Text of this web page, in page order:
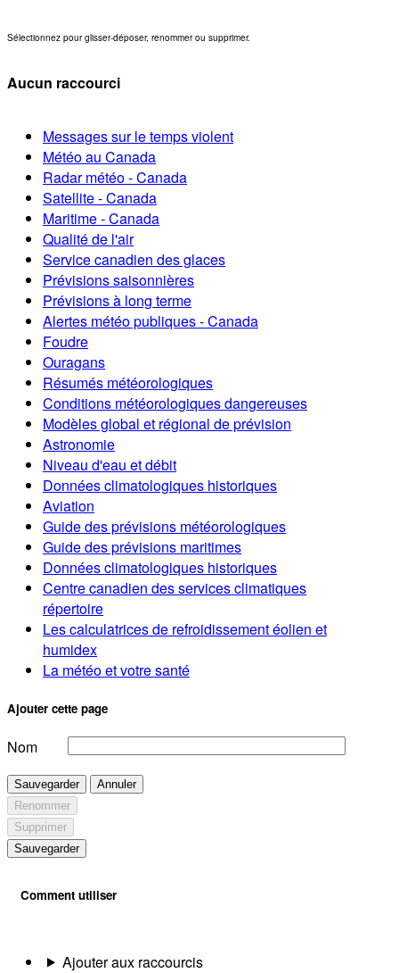
Sélectionnez pour glisser-déposer, renommer ou supprimer.
Aucun raccourci
Messages sur le temps violent
Météo au Canada
Radar météo - Canada
Satellite - Canada
Maritime - Canada
Qualité de l'air
Service canadien des glaces
Prévisions saisonnières
Prévisions à long terme
Alertes météo publiques - Canada
Foudre
Ouragans
Résumés météorologiques
Conditions météorologiques dangereuses
Modèles global et régional de prévision
Astronomie
Niveau d'eau et débit
Données climatologiques historiques
Aviation
Guide des prévisions météorologiques
Guide des prévisions maritimes
Données climatologiques historiques
Centre canadien des services climatiques
répertoire
Les calculatrices de refroidissement éolien et
humidex
La météo et votre santé
Ajouter cette page
Nom
Sauvegarder
Annuler
Renommer
Supprimer
Sauvegarder
Comment utiliser
Ajouter aux raccourcis